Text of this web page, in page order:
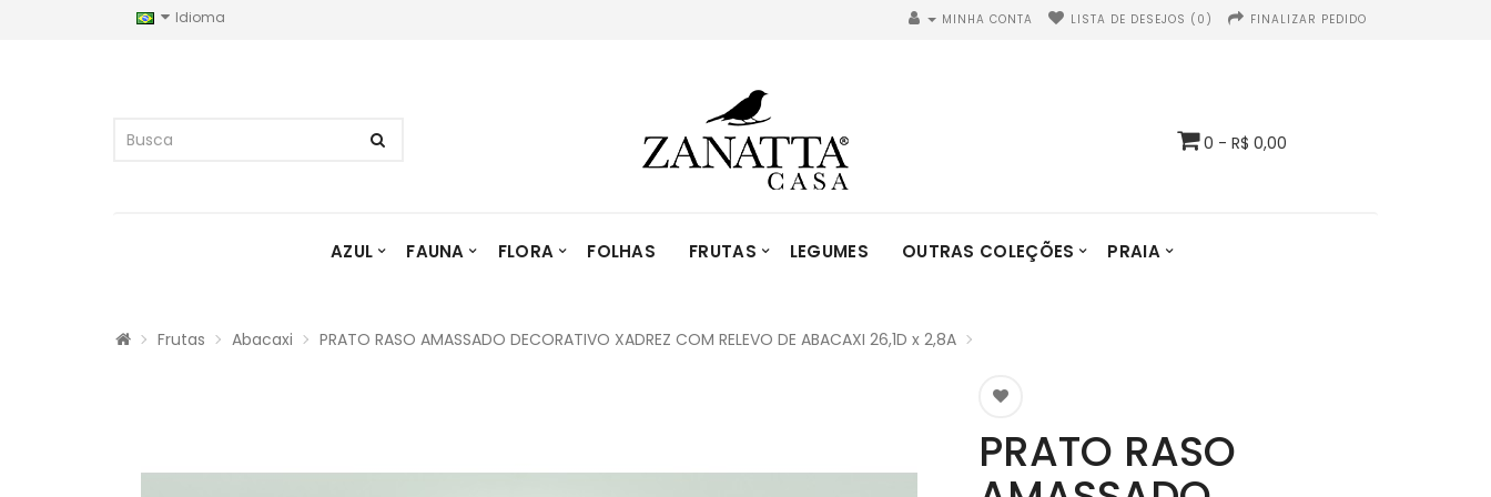
Idioma MINHA CONTA LISTA DE DESEJOS (0) FINALIZAR PEDIDO
0 - R$ 0,00
AZUL FAUNA FLORA FOLHAS FRUTAS LEGUMES OUTRAS COLEÇÕES PRAIA
Frutas Abacaxi PRATO RASO AMASSADO DECORATIVO XADREZ COM RELEVO DE ABACAXI 26,1D x 2,8A
PRATO RASO